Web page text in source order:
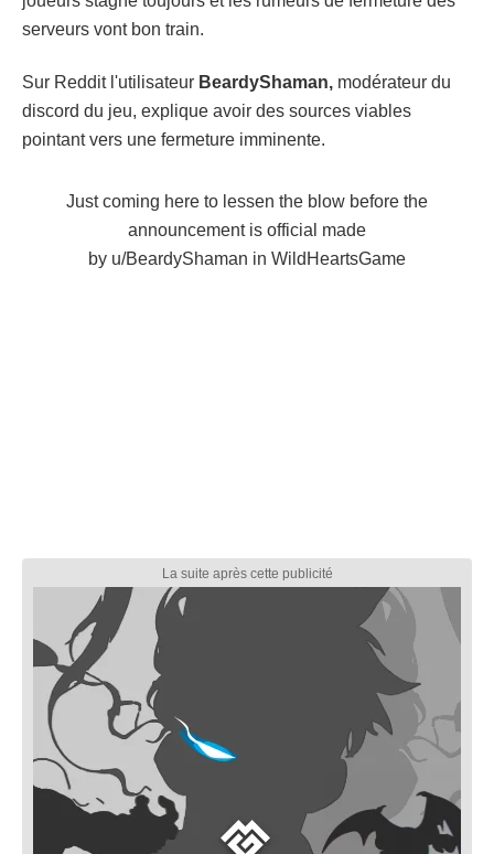
serveurs vont bon train.
Sur Reddit l'utilisateur BeardyShaman, modérateur du
discord du jeu, explique avoir des sources viables
pointant vers une fermeture imminente.
Just coming here to lessen the blow before the
announcement is official made
by u/BeardyShaman in WildHeartsGame